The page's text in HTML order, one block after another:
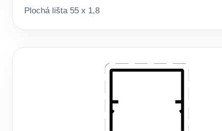
Plochá lišta 55 x 1,8